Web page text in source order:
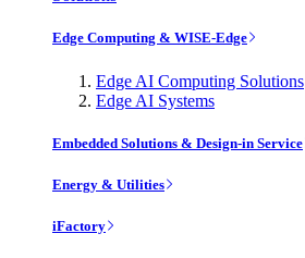
Edge Computing & WISE-Edge
Edge AI Computing Solutions
Edge AI Systems
Embedded Solutions & Design-in Service
Energy & Utilities
iFactory